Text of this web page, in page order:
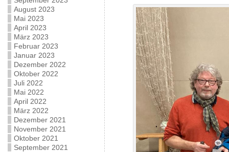
August 2023
Mai 2023
April 2023
März 2023
Februar 2023
Januar 2023
Dezember 2022
Oktober 2022
Juli 2022
Mai 2022
April 2022
März 2022
Dezember 2021
November 2021
Oktober 2021
September 2021